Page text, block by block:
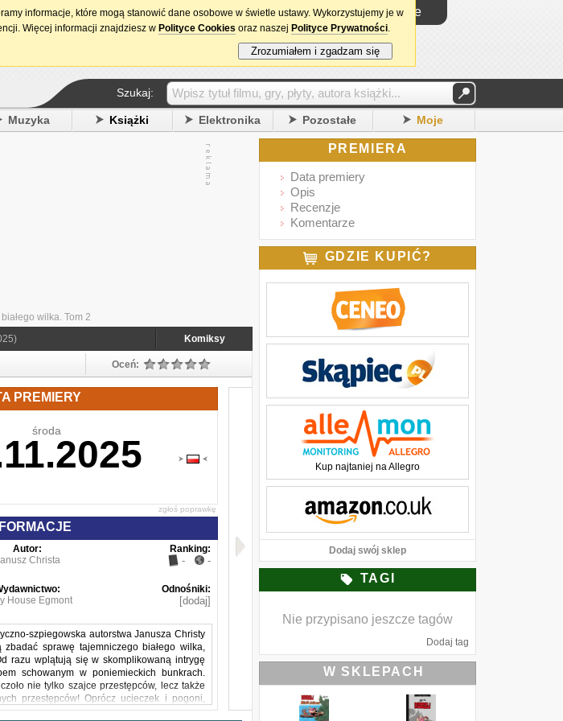
15. urodziny DataPremiery.pl Logowanie
Szukaj:
Muzyka Książki Elektronika Pozostałe Moje
wilka. Tom 2
Komiksy
Oceń:
PREMIERY
środa
zgłoś poprawkę
Autor:
Christa
Ranking:
- -
House Egmont
Odnośniki:
[dodaj]
szpiegowska autorstwa Janusza Christy
sprawę tajemniczego białego wilka,
razu wplątują się w skomplikowaną intrygę
schowanym w poniemieckich bunkrach.
nie tylko szajce przestępców, lecz także
przestępców! Oprócz ucieczek i pogoni,
nasycił swój komiks humorem i delikatną
PREMIERA
Data premiery
Opis
Recenzje
Komentarze
GDZIE KUPIĆ?
Kup najtaniej na Allegro
Dodaj swój sklep
TAGI
Nie przypisano jeszcze tagów
Dodaj tag
W SKLEPACH
informacje, które mogą stanowić dane osobowe w świetle ustawy. Wykorzystujemy je w
Więcej informacji znajdziesz w Polityce Cookies oraz naszej Polityce Prywatności.
Zrozumiałem i zgadzam się